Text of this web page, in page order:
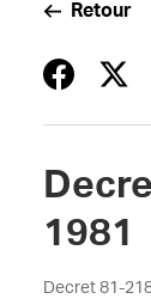
Retour
1981
Decret 81-